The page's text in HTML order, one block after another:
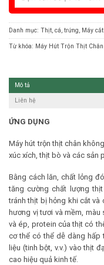
Danh mục: Thịt, cá, trứng, Máy
Từ khóa: Máy Hút Trộn Thịt Chân
Mô tả
Liên hệ
ỨNG DỤNG
Máy hút trộn thịt chân
xúc xích, thịt bò và các sản
Bằng cách lăn, chất lỏng
tăng cường chất lượng
tránh thịt bị hỏng khi cắt và
hương vị tươi và mềm,
và ép, protein của thịt có
cơ thể có thể dễ dàng hấp
liệu (tinh bột, v.v.) vào thịt
cao hiệu quả kinh tế.